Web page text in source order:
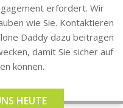
erfordert. Wir
wie Sie. Kontaktieren
Daddy dazu beitragen
damit Sie sicher auf
können.
HEUTE